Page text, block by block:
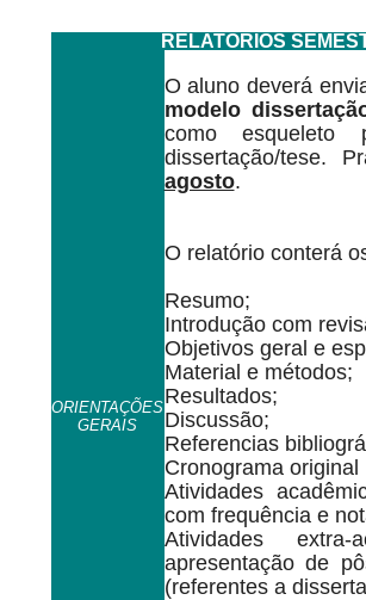
RELATÓRIOS
ORIENTAÇÕES
GERAIS
O aluno deverá
modelo
como
dissertação/tese.
agosto.
O relatório conterá
Resumo;
Introdução com
Objetivos geral e
Material e métodos;
Resultados;
Discussão;
Referencias
Cronograma
Atividades
com frequência e
Atividades extra-
apresentação de
(referentes a